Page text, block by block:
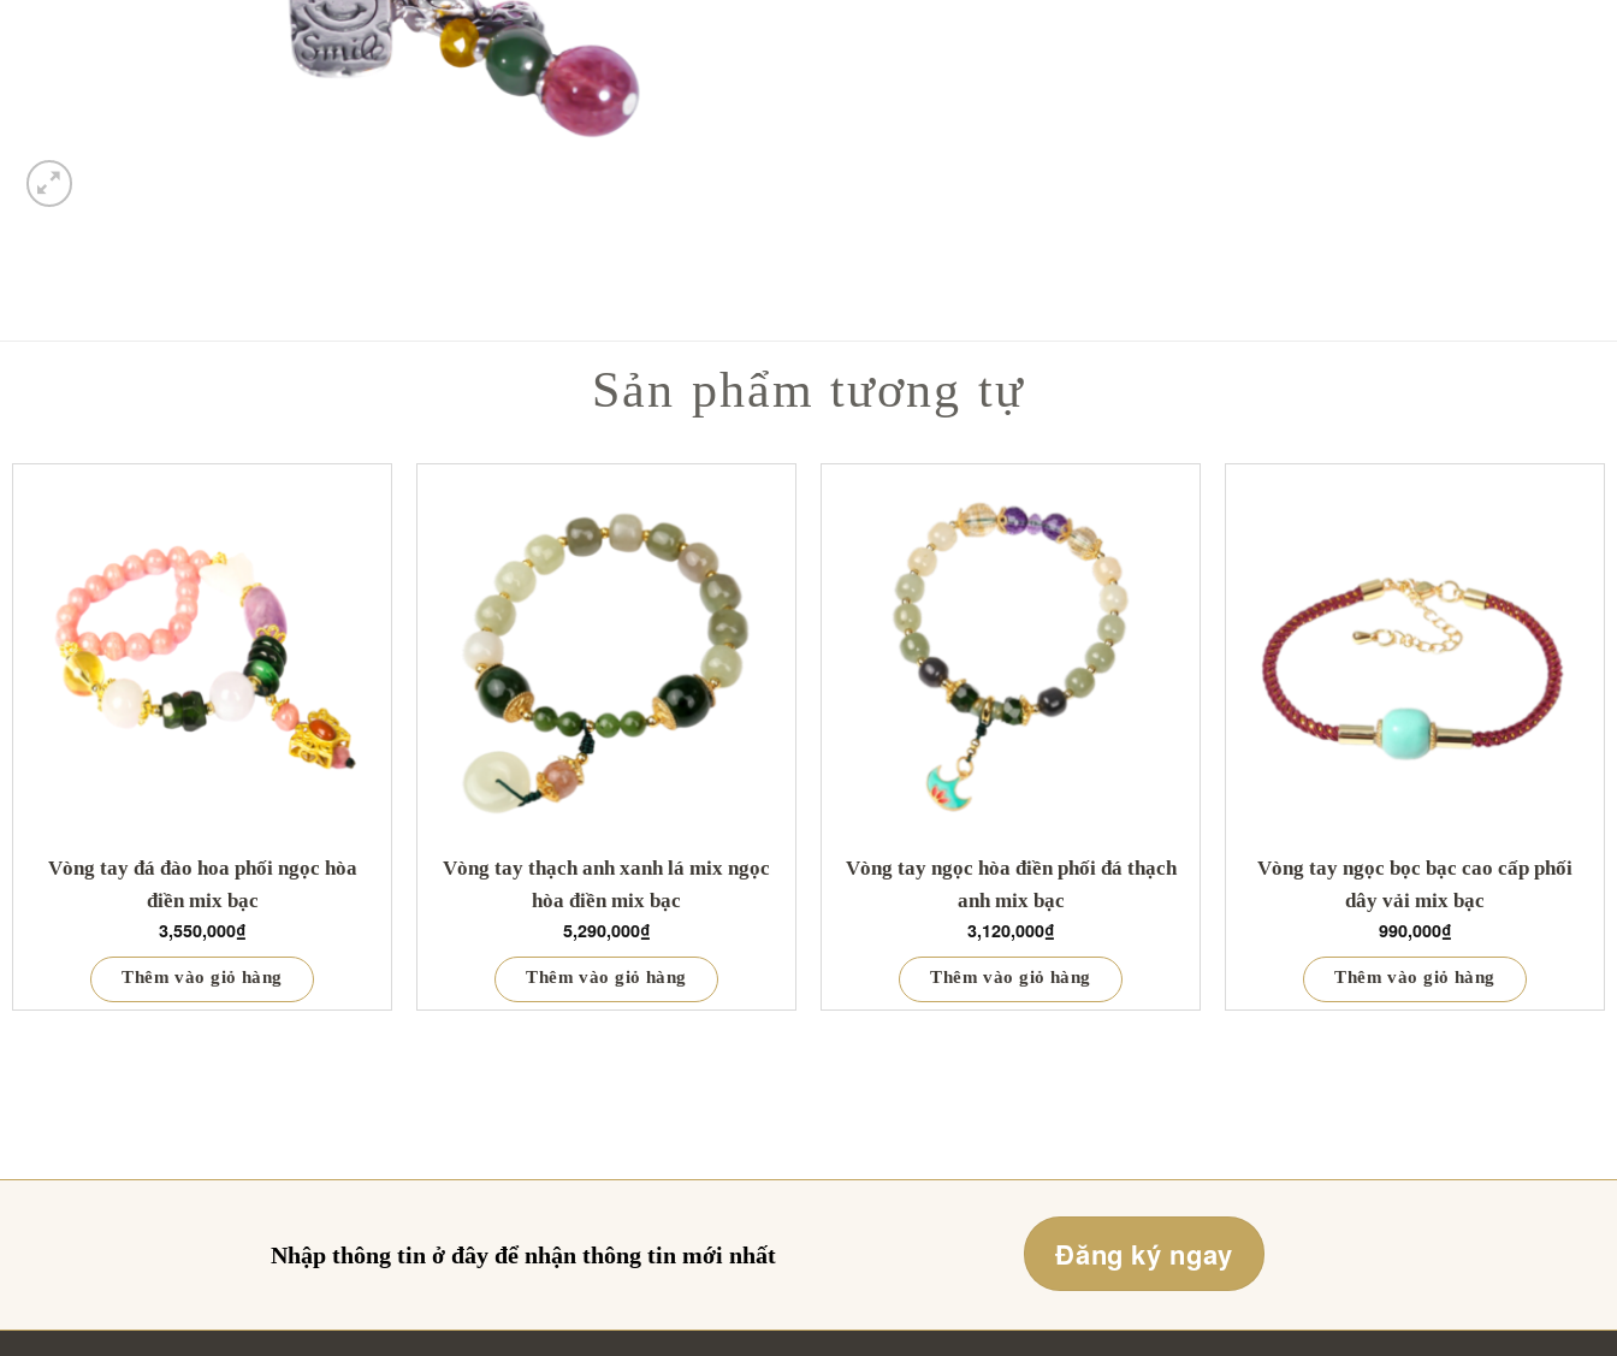
Sản phẩm tương tự
Vòng tay đá đào hoa phối ngọc hòa
điền mix bạc
3,550,000₫
Thêm vào giỏ hàng
Vòng tay thạch anh xanh lá mix ngọc
hòa điền mix bạc
5,290,000₫
Thêm vào giỏ hàng
Vòng tay ngọc hòa điền phối đá thạch
anh mix bạc
3,120,000₫
Thêm vào giỏ hàng
Vòng tay ngọc bọc bạc cao cấp phối
dây vải mix bạc
990,000₫
Thêm vào giỏ hàng
Nhập thông tin ở đây để nhận thông tin mới nhất Đăng ký ngay